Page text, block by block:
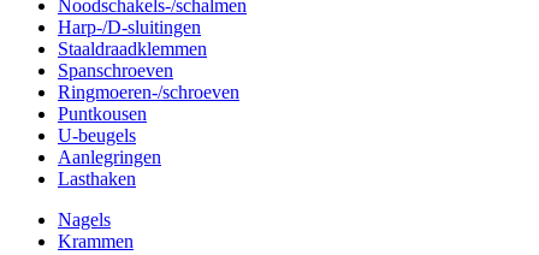
Noodschakels-/schalmen
Harp-/D-sluitingen
Staaldraadklemmen
Spanschroeven
Ringmoeren-/schroeven
Puntkousen
U-beugels
Aanlegringen
Lasthaken
Nagels
Krammen